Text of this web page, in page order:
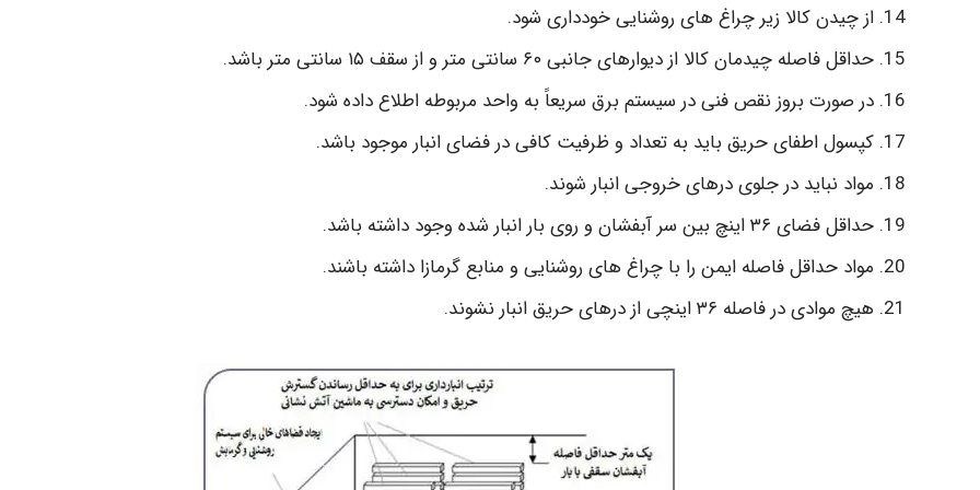
از چیدن کالا زیر چراغ های روشنایی خودداری شود.
حداقل فاصله چیدمان کالا از دیوارهای جانبی ۶۰ سانتی متر و از سقف ۱۵ سانتی متر باشد.
در صورت بروز نقص فنی در سیستم برق سریعاً به واحد مربوطه اطلاع داده شود.
کپسول اطفای حریق باید به تعداد و ظرفیت کافی در فضای انبار موجود باشد.
مواد نباید در جلوی درهای خروجی انبار شوند.
حداقل فضای ۳۶ اینچ بین سر آبفشان و روی بار انبار شده وجود داشته باشد.
مواد حداقل فاصله ایمن را با چراغ های روشنایی و منابع گرمازا داشته باشند.
هیچ موادی در فاصله ۳۶ اینچی از درهای حریق انبار نشوند.